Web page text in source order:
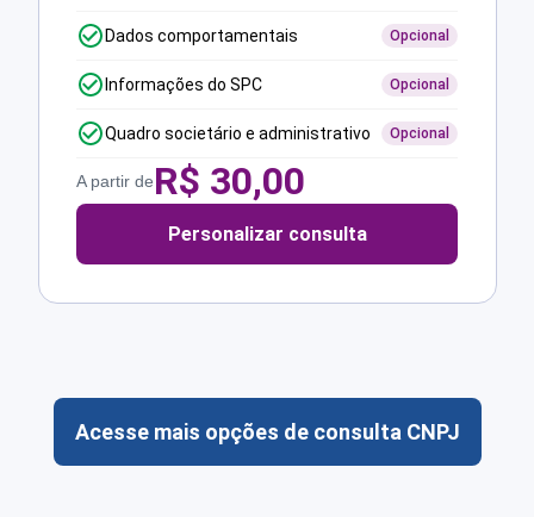
Dados comportamentais Opcional
Informações do SPC Opcional
Quadro societário e administrativo Opcional
A partir deR$ 30,00
Personalizar consulta
Acesse mais opções de consulta CNPJ